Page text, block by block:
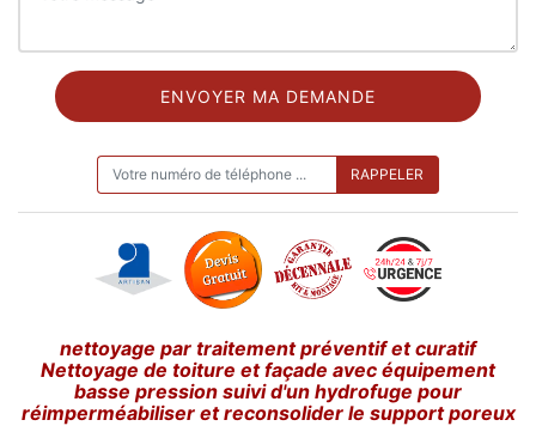
nettoyage par traitement préventif et curatif
Nettoyage de toiture et façade avec équipement
basse pression suivi d'un hydrofuge pour
réimperméabiliser et reconsolider le support poreux